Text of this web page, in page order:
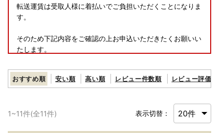
転送運賃は受取人様に着払いでご負担いただくことになりま
す。
そのため下記内容をご確認の上お申込いただきたくお願いい
たします。
確認ください。
・返礼品発送までであればお届け先のご変更は可能のため、
---------------------------------------------------------------
おすすめ順 安い順 高い順 レビュー件数順 レビュー評価順
1~11件(全11件) 表示切替：